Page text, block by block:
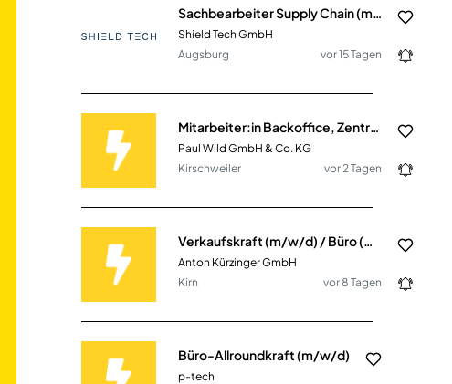
Sachbearbeiter Supply Chain (m/w/d)
Shield Tech GmbH
Augsburg
vor 15 Tagen
Mitarbeiter:in Backoffice, Zentrale und Empfang
Paul Wild GmbH & Co. KG
Kirschweiler
vor 2 Tagen
Verkaufskraft (m/w/d) / Büro (m/w/d)
Anton Kürzinger GmbH
Kirn
vor 8 Tagen
Büro-Allroundkraft (m/w/d)
p-tech